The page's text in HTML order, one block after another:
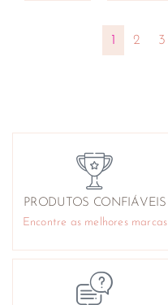
1 2 3
PRODUTOS CONFIÁVEIS
Encontre as melhores marcas